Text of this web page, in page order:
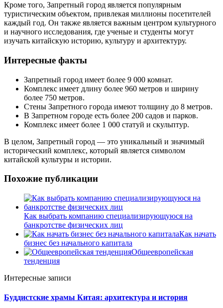
Кроме того, Запретный город является популярным
туристическим объектом, привлекая миллионы посетителей
каждый год. Он также является важным центром культурного
и научного исследования, где ученые и студенты могут
изучать китайскую историю, культуру и архитектуру.
Интересные факты
Запретный город имеет более 9 000 комнат.
Комплекс имеет длину более 960 метров и ширину
более 750 метров.
Стены Запретного города имеют толщину до 8 метров.
В Запретном городе есть более 200 садов и парков.
Комплекс имеет более 1 000 статуй и скульптур.
В целом, Запретный город — это уникальный и значимый
исторический комплекс, который является символом
китайской культуры и истории.
Похожие публикации
Как выбрать компанию специализирующуюся на
банкротстве физических лиц
Как начать
бизнес без начального капитала
Общеевропейская
тенденция
Интересные записи
Буддистские храмы Китая: архитектура и история